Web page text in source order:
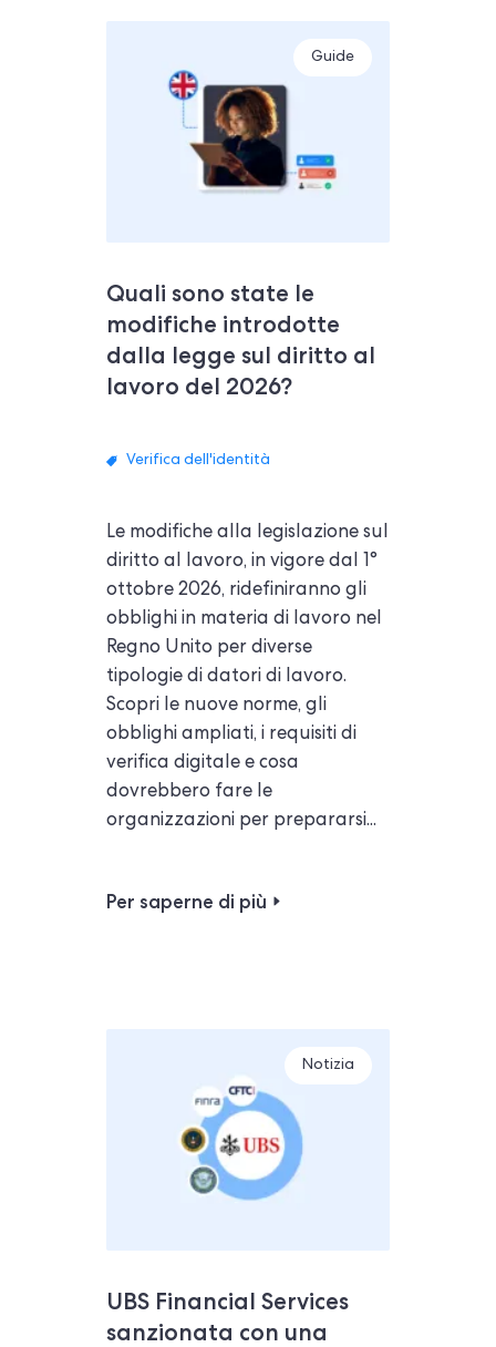
Guide
Quali sono state le
modifiche introdotte
dalla legge sul diritto al
lavoro del 2026?
Verifica dell'identità
Le modifiche alla legislazione sul
diritto al lavoro, in vigore dal 1°
ottobre 2026, ridefiniranno gli
obblighi in materia di lavoro nel
Regno Unito per diverse
tipologie di datori di lavoro.
Scopri le nuove norme, gli
obblighi ampliati, i requisiti di
verifica digitale e cosa
dovrebbero fare le
organizzazioni per prepararsi...
Per saperne di più
Notizia
UBS Financial Services
sanzionata con una